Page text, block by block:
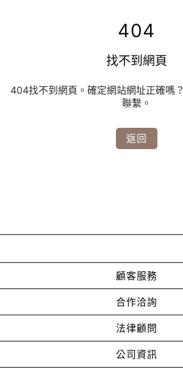
404
找不到網頁
404找不到網頁。確定網站網址正確嗎
聯繫。
返回
顧客服務
合作洽詢
法律顧問
公司資訊